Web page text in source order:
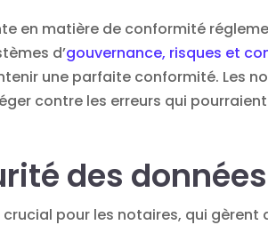
en matière de conformité
d’gouvernance, risques et
une parfaite conformité. Les
contre les erreurs qui
des données
pour les notaires, qui